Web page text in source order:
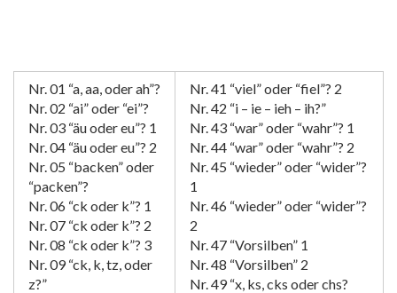
Nr. 01 “a, aa, oder ah”?
Nr. 02 “ai” oder “ei”?
Nr. 03 “äu oder eu”? 1
Nr. 04 “äu oder eu”? 2
Nr. 05 “backen” oder
“packen”?
Nr. 06 “ck oder k”? 1
Nr. 07 “ck oder k”? 2
Nr. 08 “ck oder k”? 3
Nr. 09 “ck, k, tz, oder
z?”
Nr. 41 “viel” oder “fiel”? 2
Nr. 42 “i – ie – ieh – ih?”
Nr. 43 “war” oder “wahr”? 1
Nr. 44 “war” oder “wahr”? 2
Nr. 45 “wieder” oder “wider”?
1
Nr. 46 “wieder” oder “wider”?
2
Nr. 47 “Vorsilben” 1
Nr. 48 “Vorsilben” 2
Nr. 49 “x, ks, cks oder chs?